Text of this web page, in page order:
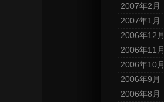
2007年2月
2007年1月
2006年12月
2006年11月
2006年10月
2006年9月
2006年8月